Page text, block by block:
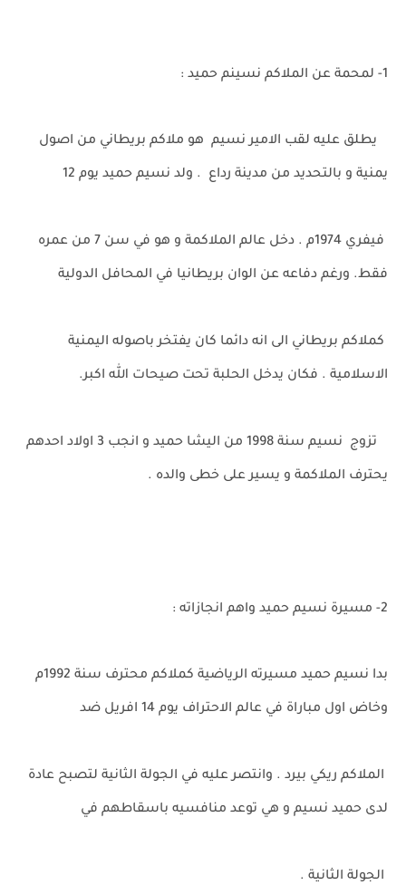
1- لمحمة عن الملاكم نسينم حميد :
يطلق عليه لقب الامير نسيم هو ملاكم بريطاني من اصول
يمنية و بالتحديد من مدينة رداع . ولد نسيم حميد يوم 12
فيفري 1974م . دخل عالم الملاكمة و هو في سن 7 من عمره
فقط. ورغم دفاعه عن الوان بريطانيا في المحافل الدولية
كملاكم بريطاني الى انه دائما كان يفتخر باصوله اليمنية
الاسلامية . فكان يدخل الحلبة تحت صيحات الله اكبر.
تزوج نسيم سنة 1998 من اليشا حميد و انجب 3 اولاد احدهم
يحترف الملاكمة و يسير على خطى والده .
2- مسيرة نسيم حميد واهم انجازاته :
بدا نسيم حميد مسيرته الرياضية كملاكم محترف سنة 1992م
وخاض اول مباراة في عالم الاحتراف يوم 14 افريل ضد
الملاكم ريكي بيرد . وانتصر عليه في الجولة الثانية لتصبح عادة
لدى حميد نسيم و هي توعد منافسيه باسقاطهم في
الجولة الثانية .